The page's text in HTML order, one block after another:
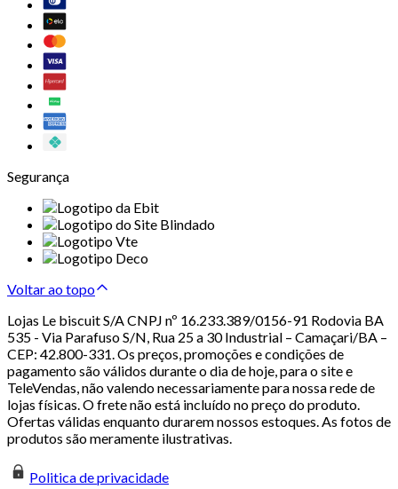
Segurança
Voltar ao topo
Lojas Le biscuit S/A CNPJ nº 16.233.389/0156-91 Rodovia BA
535 - Via Parafuso S/N, Rua 25 a 30 Industrial – Camaçari/BA –
CEP: 42.800-331. Os preços, promoções e condições de
pagamento são válidos durante o dia de hoje, para o site e
TeleVendas, não valendo necessariamente para nossa rede de
lojas físicas. O frete não está incluído no preço do produto.
Ofertas válidas enquanto durarem nossos estoques. As fotos de
produtos são meramente ilustrativas.
Politica de privacidade